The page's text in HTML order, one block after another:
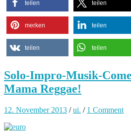
teilen teilen
merken teilen
teilen teilen
Solo-Impro-Musik-
Mama Reggae!
12. November 2013 /ui. / 1 Comment